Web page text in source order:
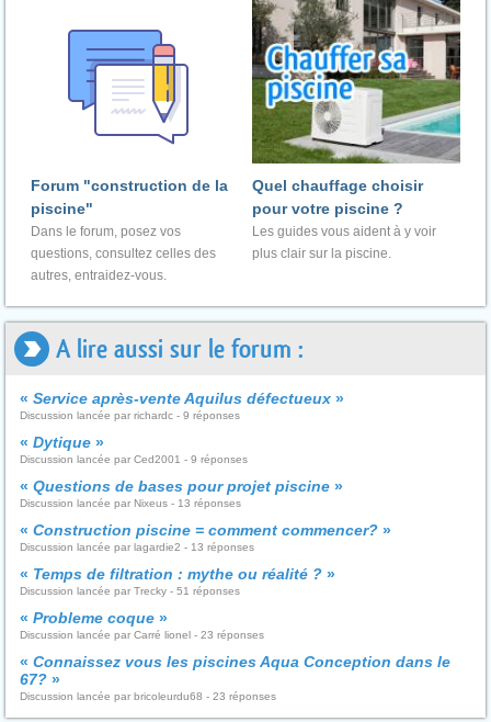
Forum "construction de la
piscine"
Dans le forum, posez vos
questions, consultez celles des
autres, entraidez-vous.
Quel chauffage choisir
pour votre piscine ?
Les guides vous aident à y voir
plus clair sur la piscine.
A lire aussi sur le forum :
« Service après-vente Aquilus défectueux »
Discussion lancée par richardc - 9 réponses
« Dytique »
Discussion lancée par Ced2001 - 9 réponses
« Questions de bases pour projet piscine »
Discussion lancée par Nixeus - 13 réponses
« Construction piscine = comment commencer? »
Discussion lancée par lagardie2 - 13 réponses
« Temps de filtration : mythe ou réalité ? »
Discussion lancée par Trecky - 51 réponses
« Probleme coque »
Discussion lancée par Carré lionel - 23 réponses
« Connaissez vous les piscines Aqua Conception dans le
67? »
Discussion lancée par bricoleurdu68 - 23 réponses